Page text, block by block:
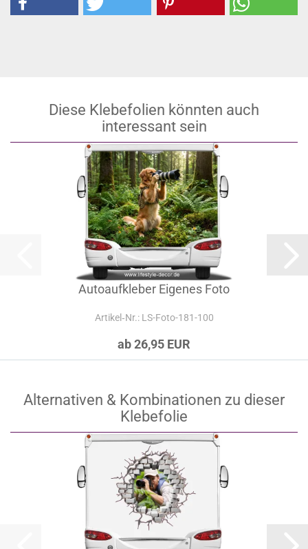
Diese Klebefolien könnten auch
interessant sein
Autoaufkleber Eigenes Foto
Artikel‑Nr.: LS-Foto-181-100
ab 26,95 EUR
Alternativen & Kombinationen zu dieser
Klebefolie